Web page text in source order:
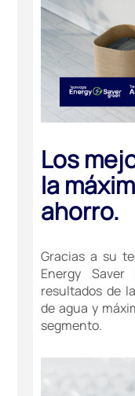
Los
la
ahorro.
Gracias a su
Energy
resultados de
de agua y
segmento.